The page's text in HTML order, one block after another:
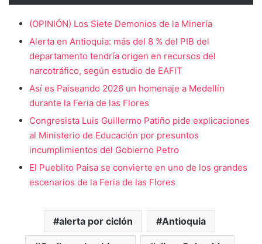
(OPINIÓN) Los Siete Demonios de la Minería
Alerta en Antioquia: más del 8 % del PIB del
departamento tendría origen en recursos del
narcotráfico, según estudio de EAFIT
Así es Paiseando 2026 un homenaje a Medellín
durante la Feria de las Flores
Congresista Luis Guillermo Patiño pide explicaciones
al Ministerio de Educación por presuntos
incumplimientos del Gobierno Petro
El Pueblito Paisa se convierte en uno de los grandes
escenarios de la Feria de las Flores
alerta por ciclón Antioquia